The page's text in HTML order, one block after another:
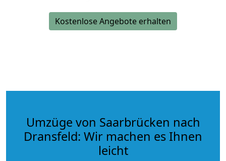
Kostenlose Angebote erhalten
Umzüge von Saarbrücken nach
Dransfeld: Wir machen es Ihnen
leicht